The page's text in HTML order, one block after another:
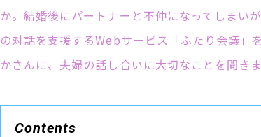
か。結婚後にパートナーと不仲になってしまい
の対話を支援するWebサービス「ふたり会議」
かさんに、夫婦の話し合いに大切なことを聞きま
Contents